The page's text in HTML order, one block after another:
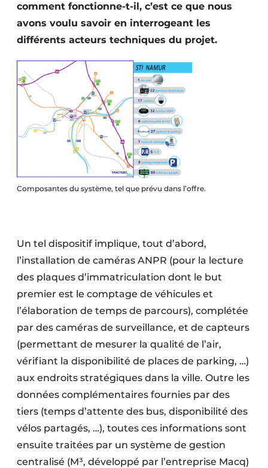
Protection solaire
Rénovation
Sécurité incendie
Software
Techniques ferroviaires
Travaux ferroviaires
comment fonctionne-t-il, c’est ce que nous
avons voulu savoir en interrogeant les
différents acteurs techniques du projet.
Composantes du système, tel que prévu dans l’offre.
Un tel dispositif implique, tout d’abord,
l’installation de caméras ANPR (pour la lecture
des plaques d’immatriculation dont le but
premier est le comptage de véhicules et
l’élaboration de temps de parcours), complétée
par des caméras de surveillance, et de capteurs
(permettant de mesurer la qualité de l’air,
vérifiant la disponibilité de places de parking, …)
aux endroits stratégiques dans la ville. Outre les
données complémentaires fournies par des
tiers (temps d’attente des bus, disponibilité des
vélos partagés, …), toutes ces informations sont
ensuite traitées par un système de gestion
centralisé (M³, développé par l’entreprise Macq)